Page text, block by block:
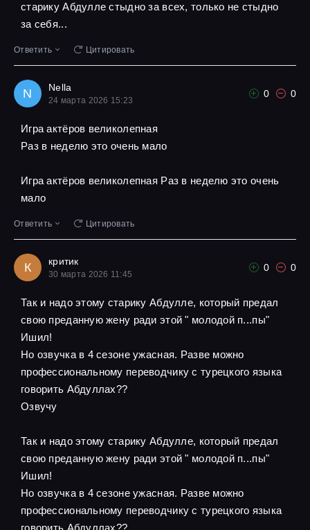
старику Абдулле стыдно за всех, только не стыдно
за себя...
Ответить Цитировать
N Nella
24 марта 2026 15:23
0 0
Игра актёров великолепная
Pаз в неделю это очень мало
Игра актёров великолепная Pаз в неделю это очень
мало
Ответить Цитировать
К критик
30 марта 2026 11:45
0 0
Так и надо этому старику Абдулле, который предал
свою преданную жену ради этой " молодой п...пы"
Ишил!
Но озвучка в 4 сезоне ужасная. Разве можно
профессиональному переводчику с турецкого языка
говорить Абдуллах??
Озвучу
Так и надо этому старику Абдулле, который предал
свою преданную жену ради этой " молодой п...пы"
Ишил!
Но озвучка в 4 сезоне ужасная. Разве можно
профессиональному переводчику с турецкого языка
говорить Абдуллах??